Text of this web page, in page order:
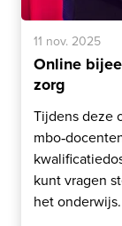
11 nov. 2025
Online
zorg
Tijdens deze
kunt vragen
het onderwijs.